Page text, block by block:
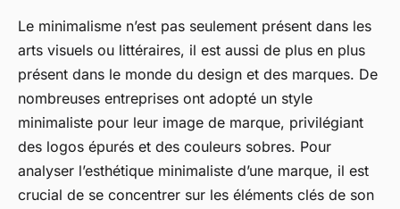
Le minimalisme n’est pas seulement présent dans les
arts visuels ou littéraires, il est aussi de plus en plus
présent dans le monde du design et des marques. De
nombreuses entreprises ont adopté un style
minimaliste pour leur image de marque, privilégiant
des logos épurés et des couleurs sobres. Pour
analyser l’esthétique minimaliste d’une marque, il est
crucial de se concentrer sur les éléments clés de son